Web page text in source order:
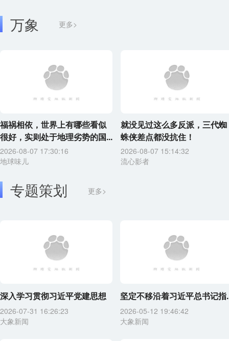
更多>
万象
福祸相依，世界上有哪些看似
很好，实则处于地理劣势的国...
2026-08-07 17:30:16
地球味儿
就没见过这么多反派，三代蜘
蛛侠差点都没抗住！
2026-08-07 15:14:32
流心影者
专题策划 更多>
深入学习贯彻习近平党建思想
2026-07-31 16:26:23
大象新闻
坚定不移沿着习近平总书记指
2026-05-12 19:46:42
大象新闻